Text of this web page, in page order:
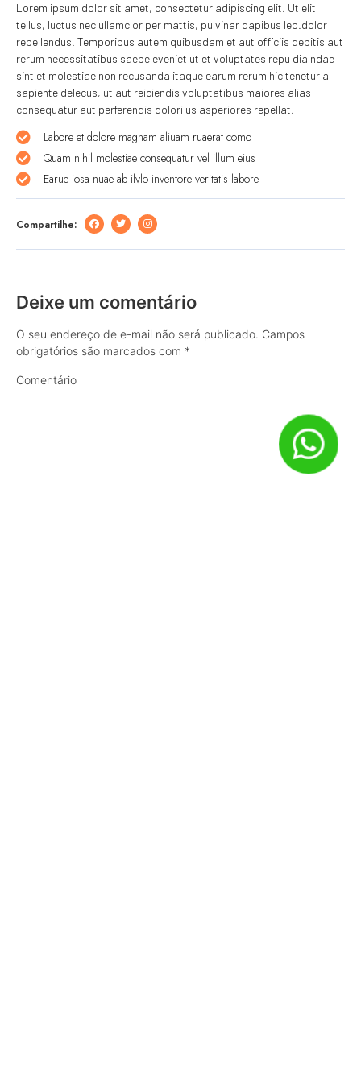
Lorem ipsum dolor sit amet, consectetur adipiscing elit. Ut elit
tellus, luctus nec ullamc or per mattis, pulvinar dapibus leo.dolor
repellendus. Temporibus autem quibusdam et aut officiis debitis aut
rerum necessitatibus saepe eveniet ut et voluptates repu dia ndae
sint et molestiae non recusanda itaque earum rerum hic tenetur a
sapiente delecus, ut aut reiciendis voluptatibus maiores alias
consequatur aut perferendis dolori us asperiores repellat.
Labore et dolore magnam aliuam ruaerat como
Quam nihil molestiae consequatur vel illum eius
Earue iosa nuae ab ilvlo inventore veritatis labore
Compartilhe:
Deixe um comentário
O seu endereço de e-mail não será publicado. Campos
obrigatórios são marcados com *
Comentário